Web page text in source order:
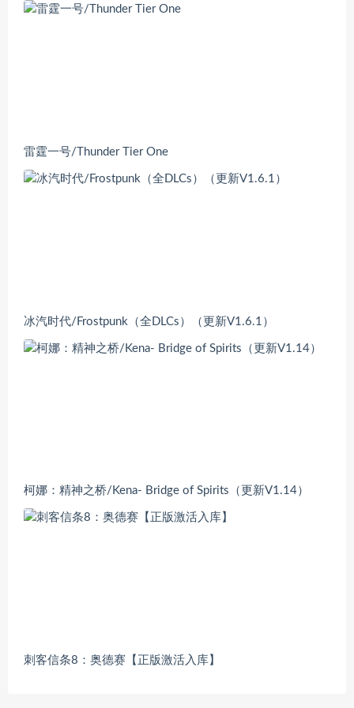
雷霆一号/Thunder Tier One
冰汽时代/Frostpunk（全DLCs）（更新V1.6.1）
柯娜：精神之桥/Kena- Bridge of Spirits（更新V1.14）
刺客信条8：奥德赛【正版激活入库】